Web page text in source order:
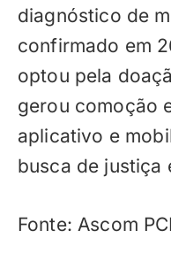
diagnóstico de
confirmado em
optou pela
gerou comoção
aplicativo e
busca de justiça
Fonte: Ascom